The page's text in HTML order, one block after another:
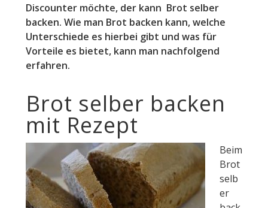
Discounter möchte, der kann Brot selber
backen. Wie man Brot backen kann, welche
Unterschiede es hierbei gibt und was für
Vorteile es bietet, kann man nachfolgend
erfahren.
Brot selber backen
mit Rezept
Beim
Brot
selb
er